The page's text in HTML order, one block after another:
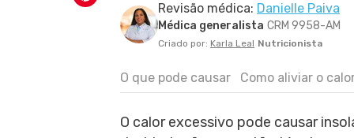
SAÚDE DO HOMEM
PRIMEIROS SOCORROS
FOBIAS
LONGEVIDADE
Revisão médica: Danielle Paiva
Médica generalista CRM 9958-AM
Criado por: Karla Leal Nutricionista
O que pode causar Como aliviar o
O calor excessivo pode causar